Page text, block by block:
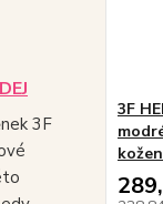
3F
3F